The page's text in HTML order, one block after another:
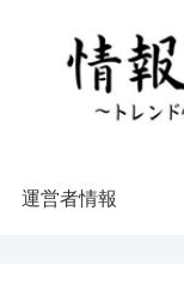
運営者情報